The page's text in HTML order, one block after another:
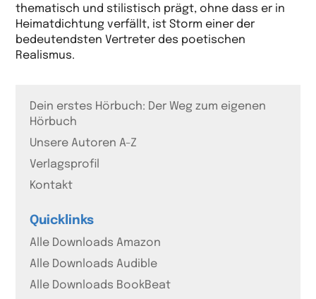
thematisch und stilistisch prägt, ohne dass er in
Heimatdichtung verfällt, ist Storm einer der
bedeutendsten Vertreter des poetischen
Realismus.
Dein erstes Hörbuch: Der Weg zum eigenen
Hörbuch
Unsere Autoren A-Z
Verlagsprofil
Kontakt
Quicklinks
Alle Downloads Amazon
Alle Downloads Audible
Alle Downloads BookBeat